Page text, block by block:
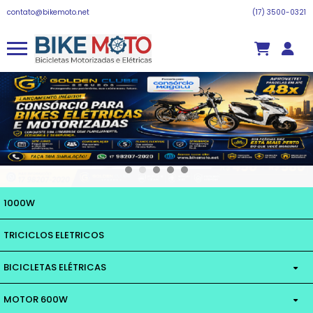
contato@bikemoto.net (17) 3500-0321
1000W
TRICICLOS ELETRICOS
BICICLETAS ELÉTRICAS
MOTOR 350W
MOTOR 600W